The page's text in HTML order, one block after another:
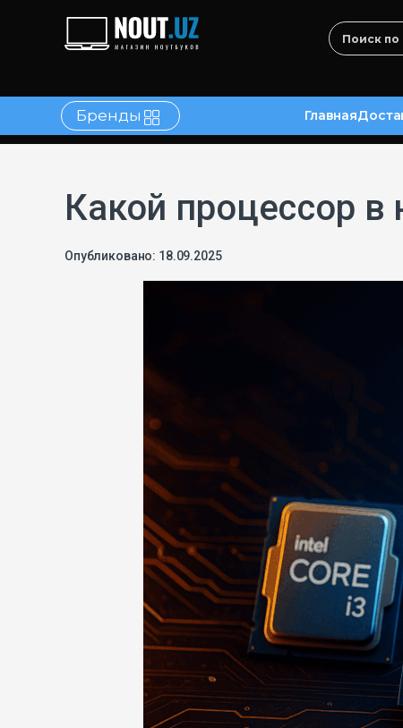
Бренды Главная
Какой процессор в
Опубликовано: 18.09.2025